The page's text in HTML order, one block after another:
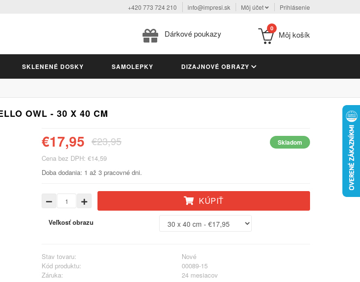
+420 773 724 210 info@impresi.sk Môj účet Prihlásenie
Dárkové poukazy
0
Môj košík
SKLENENÉ DOSKY SAMOLEPKY DIZAJNOVÉ OBRAZY
OWL - 30 X 40 CM
€17,95 €23,95 Skladom
Cena bez DPH: €14,59
Doba dodania: 1 až 3 pracovné dni.
KÚPIŤ
Veľkosť obrazu
Stav tovaru:
Nové
Kód produktu:
00089-15
Záruka:
24 mesiacov